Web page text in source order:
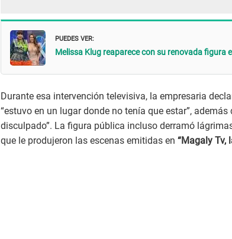
PUEDES VER:
Melissa Klug reaparece con su renovada figura
Durante esa intervención televisiva, la empresaria
“estuvo en un lugar donde no tenía que estar”, además
disculpado”. La figura pública incluso derramó
que le produjeron las escenas emitidas en “Magaly Tv,